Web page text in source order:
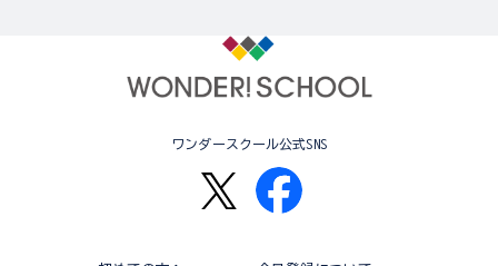
ワンダースクール公式SNS